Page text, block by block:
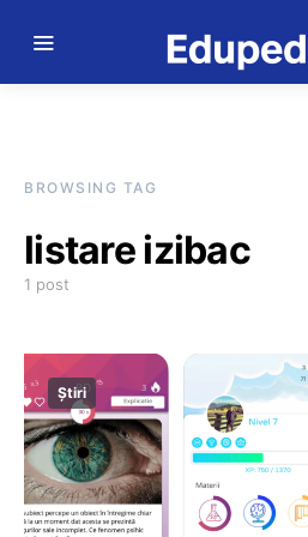
BROWSING TAG
listare izibac
1 post
Știri